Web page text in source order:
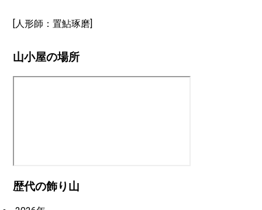
[人形師：置鮎琢磨]
山小屋の場所
歴代の飾り山